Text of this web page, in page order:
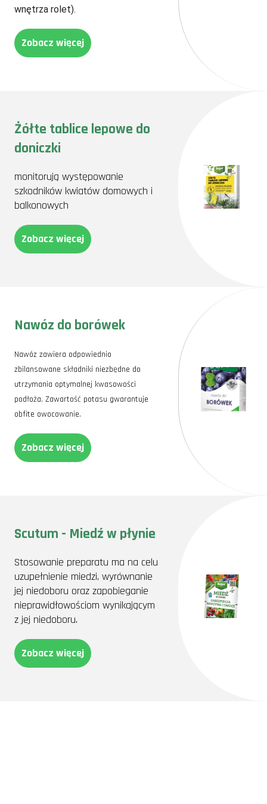
wnętrza rolet).
Zobacz więcej
Żółte tablice lepowe do
doniczki
monitorują występowanie
szkodników kwiatów domowych i
balkonowych
Zobacz więcej
Nawóz do borówek
Nawóz zawiera odpowiednio
zbilansowane składniki niezbędne do
utrzymania optymalnej kwasowości
podłoża. Zawartość potasu gwarantuje
obfite owocowanie.
Zobacz więcej
Scutum - Miedź w płynie
Stosowanie preparatu ma na celu
uzupełnienie miedzi, wyrównanie
jej niedoboru oraz zapobieganie
nieprawidłowościom wynikającym
z jej niedoboru.
Zobacz więcej